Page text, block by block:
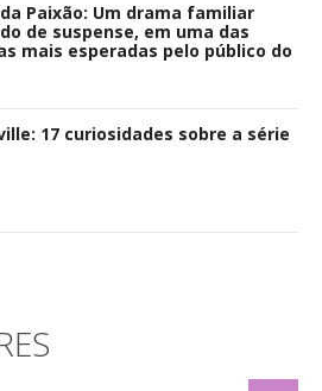
Paixão: Um drama familiar
de suspense, em uma das
mais esperadas pelo público do
17 curiosidades sobre a série